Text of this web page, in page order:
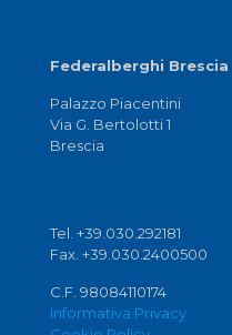
Federalberghi Brescia
Palazzo Piacentini
Via G. Bertolotti 1
Brescia
Tel. +39.030.292181
Fax. +39.030.2400500
C.F. 98084110174
Informativa Privacy